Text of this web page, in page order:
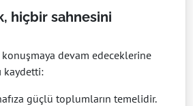
hiçbir sahnesini
konuşmaya devam edeceklerine
kaydetti:
güçlü toplumların temelidir.